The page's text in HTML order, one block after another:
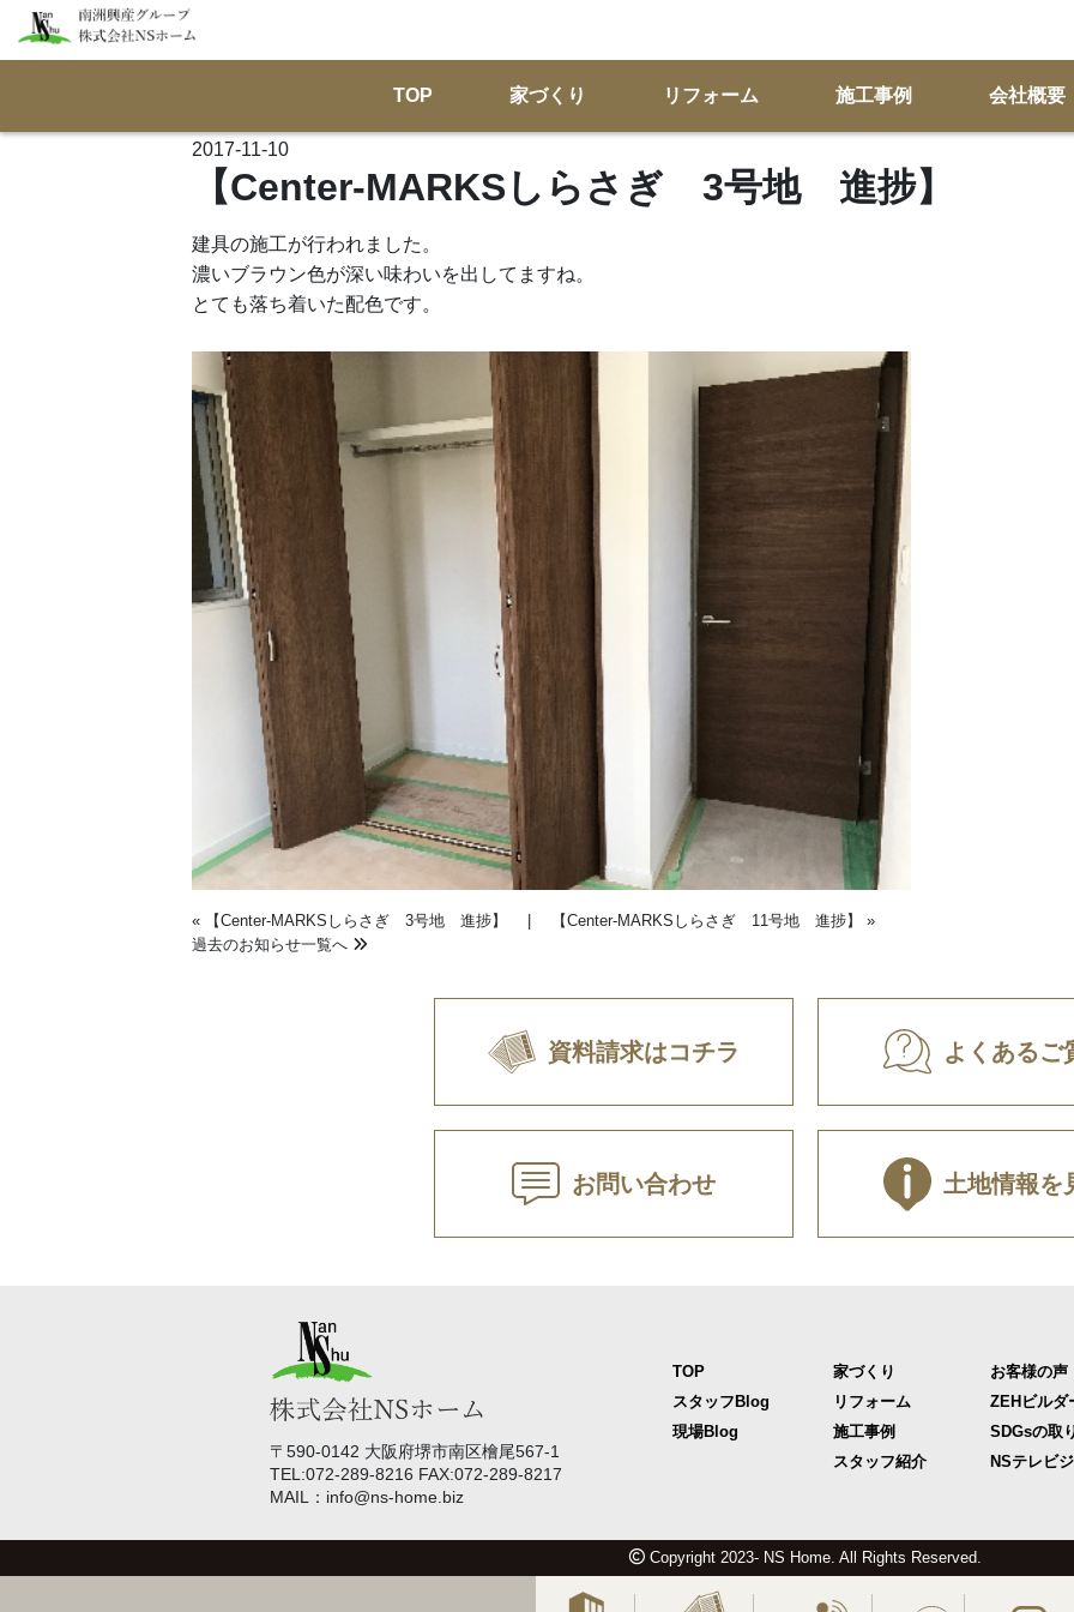
TOP 家づくり リフォーム 施工事例 会社概要
2017-11-10
【Center-MARKSしらさぎ 3号地 進捗】
建具の施工が行われました。
濃いブラウン色が深い味わいを出してますね。
とても落ち着いた配色です。
« 【Center-MARKSしらさぎ 3号地 進捗】 【Center-MARKSしらさぎ 11号地 進捗】
»
過去のお知らせ一覧へ
資料請求はコチラ よくあるご
お問い合わせ 土地情報を
〒590-0142 大阪府堺市南区檜尾567-1
TEL:072-289-8216 FAX:072-289-8217
MAIL：info@ns-home.biz
TOP
スタッフBlog
現場Blog
家づくり
リフォーム
施工事例
スタッフ紹介
お客様の声
ZEHビルダ
SDGsの取
NSテレビ
Copyright 2023- NS Home. All Rights Reserved.